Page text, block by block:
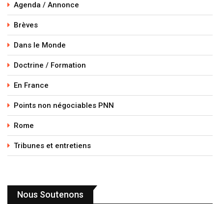
Agenda / Annonce
Brèves
Dans le Monde
Doctrine / Formation
En France
Points non négociables PNN
Rome
Tribunes et entretiens
Nous Soutenons